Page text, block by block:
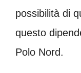
possibilità di
questo
Polo Nord.